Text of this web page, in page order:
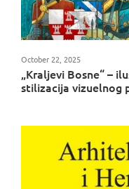
„Kraljevi Bosne“ –
stilizacija vizuelnog
October 22, 2025